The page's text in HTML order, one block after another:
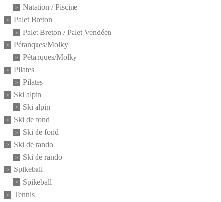
Natation / Piscine
Palet Breton
Palet Breton / Palet Vendéen
Pétanques/Molky
Pétanques/Molky
Pilates
Pilates
Ski alpin
Ski alpin
Ski de fond
Ski de fond
Ski de rando
Ski de rando
Spikeball
Spikeball
Tennis